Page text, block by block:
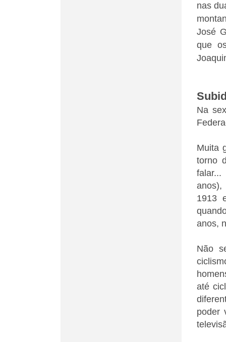
nas
José
que
Na
Muita
torno
anos),
1913
anos,
Não
até
poder